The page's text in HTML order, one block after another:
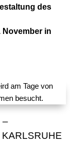
des
November in
–
KARLSRUHE